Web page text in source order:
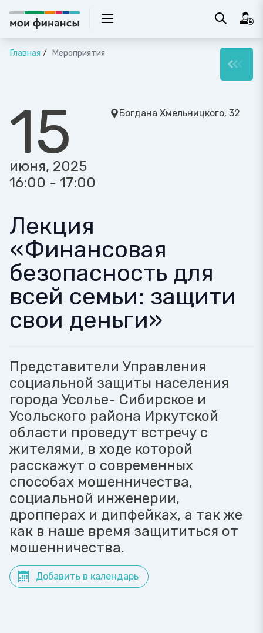
Главная Мероприятия
15
июня, 2025
16:00 - 17:00
Богдана Хмельницкого, 32
Лекция
«Финансовая
безопасность для
всей семьи: защити
свои деньги»
Представители Управления
социальной защиты населения
города Усолье- Сибирское и
Усольского района Иркутской
области проведут встречу с
жителями, в ходе которой
расскажут о современных
способах мошенничества,
социальной инженерии,
дропперах и дипфейках, а так же
как в наше время защититься от
мошенничества.
Добавить в календарь